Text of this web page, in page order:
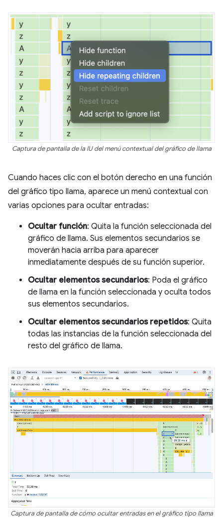
Captura de pantalla de la IU del menú contextual del gráfico de llama
Cuando haces clic con el botón derecho en una función
del gráfico tipo llama, aparece un menú contextual con
varias opciones para ocultar entradas:
Ocultar función: Quita la función seleccionada del
gráfico de llama. Sus elementos secundarios se
moverán hacia arriba para aparecer
inmediatamente después de su función superior.
Ocultar elementos secundarios: Poda el gráfico
de llama en la función seleccionada y oculta todos
sus elementos secundarios.
Ocultar elementos secundarios repetidos: Quita
todas las instancias de la función seleccionada del
resto del gráfico de llama.
Captura de pantalla de cómo ocultar entradas en el gráfico tipo llama